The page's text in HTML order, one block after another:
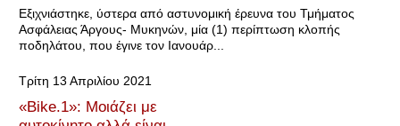
Εξιχνιάστηκε, ύστερα από αστυνομική έρευνα του Τμήματος
Ασφάλειας Άργους- Μυκηνών, μία (1) περίπτωση κλοπής
ποδηλάτου, που έγινε τον Ιανουάρ...
Τρίτη 13 Απριλίου 2021
«Βike.1»: Μοιάζει με